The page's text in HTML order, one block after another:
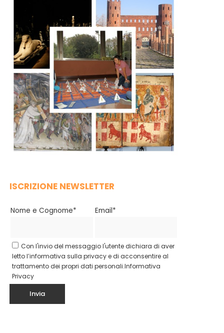
ISCRIZIONE NEWSLETTER
Nome e Cognome* Email*
Con l'invio del messaggio l'utente dichiara di aver
letto l’informativa sulla privacy e di acconsentire al
trattamento dei propri dati personali.Informativa
Privacy